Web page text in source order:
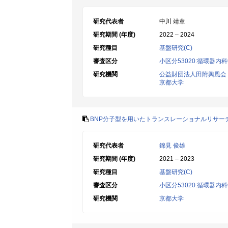
研究代表者
中川 靖章
研究期間 (年度)
2022 – 2024
研究種目
基盤研究(C)
審査区分
小区分53020:循環器内
研究機関
公益財団法人田附興風会
京都大学
BNP分子型を用いたトランスレーショナルリサー
研究代表者
錦見 俊雄
研究期間 (年度)
2021 – 2023
研究種目
基盤研究(C)
審査区分
小区分53020:循環器内
研究機関
京都大学